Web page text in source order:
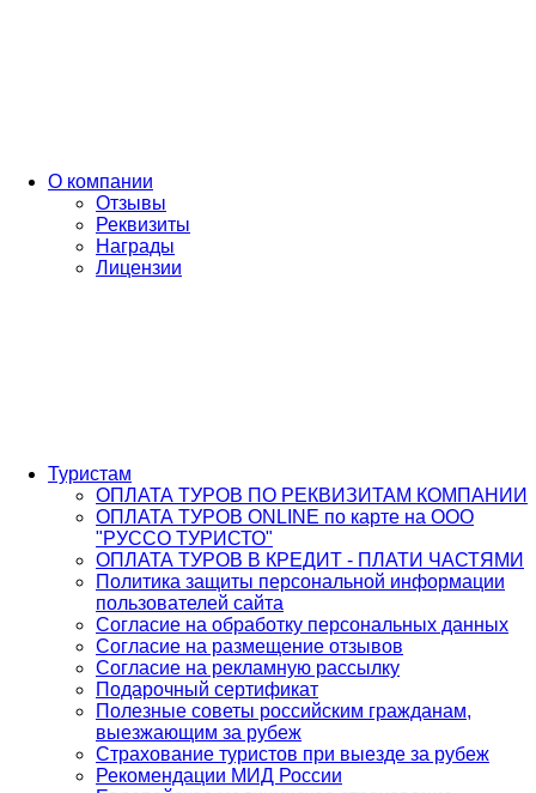
О компании
Отзывы
Реквизиты
Награды
Лицензии
Туристам
ОПЛАТА ТУРОВ ПО РЕКВИЗИТАМ КОМПАНИИ
ОПЛАТА ТУРОВ ONLINE по карте на ООО
"РУССО ТУРИСТО"
ОПЛАТА ТУРОВ В КРЕДИТ - ПЛАТИ ЧАСТЯМИ
Политика защиты персональной информации
пользователей сайта
Согласие на обработку персональных данных
Согласие на размещение отзывов
Согласие на рекламную рассылку
Подарочный сертификат
Полезные советы российским гражданам,
выезжающим за рубеж
Страхование туристов при выезде за рубеж
Рекомендации МИД России